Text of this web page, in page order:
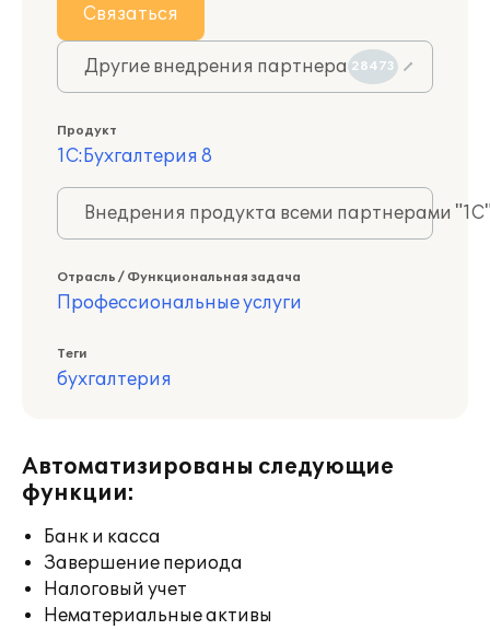
Связаться
Другие внедрения партнера 28473
Продукт
1С:Бухгалтерия 8
Внедрения продукта всеми партнерами
Отрасль / Функциональная задача
Профессиональные услуги
Теги
бухгалтерия
Автоматизированы следующие
функции:
Банк и касса
Завершение периода
Налоговый учет
Нематериальные активы